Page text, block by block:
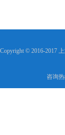
Copyright © 2016-2017
咨询